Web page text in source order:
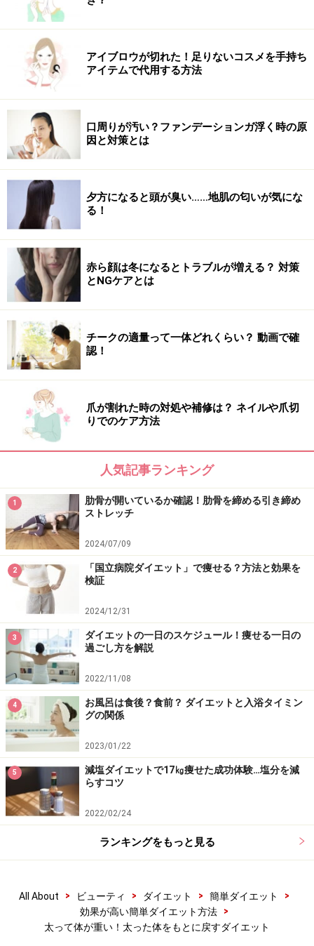
習慣にしましょう。いずれも使う筋肉を意識することで
体幹が鍛えられ、短期間でも効果が期待できます。
「歯磨き中」
つま先は正面を向き、肩幅より広めに脚を開いてスクワ
に体重をかけるのがポイント。前のめりになったり、お
尻だけ突き出すのはNGです。体幹が鍛えられ、全身痩せ
「階段」
お腹を引き上げるようにして立ち、その状態のままつま
先立ちで階段をトントンとリズミカルに駆け上がりま
す。全身の代謝アップ、足のむくみ解消に効果的です。
「トイレタイム」
洗面台から少し離れて立ち、股関節から上半身を折り曲
げて両手を洗面台に添えます。曲げるのは股関節のみ。
ひじもひざを伸ばし、背骨もつむじから尾てい骨までま
っすぐに伸ばします。この状態で呼吸をゆっくり5回繰
り返します。肩甲骨が刺激されることで体温アップにつ
ながり、脚裏が伸びることで疲労回復にも効果的です。
自分に合った生活習慣でリセットする方法
■入浴＋オイルプリング
オイルプリングを入浴タイムに！
オイルプリングとは、インドの自然療法であるアーユル
ヴェーダの一つで、オイルでうがいをすることをいいま
す。オイルは、オリーブオイル、ココナッツオイル、ご
ま油、ひまわり油、亜麻仁油など、自分の好みのものを
使ってOK。大さじ1のオイルを口に入れ、ブクブクとう
がいをするように口の中で15～20分行い、口から出し、
水ですすいで完了。
主な効果としては、口内から体内の毒素を排出する、口
臭や歯周病予防、歯のホワイトニング効果、うがいで口
の周りを筋トレといった効果が期待できます。朝など空
腹時に行うと効果が高いといわれていますが、ダイエッ
ト中で夜中にお腹がすいてしまった時など、入浴しなが
かすことで小顔効果もありますよ！
アイブロウが切れた！足りないコスメを手持ち
アイテムで代用する方法
口周りが汚い？ファンデーションガ浮く時の原
因と対策とは
夕方になると頭が臭い……地肌の匂いが気にな
る！
赤ら顔は冬になるとトラブルが増える？ 対策
とNGケアとは
チークの適量って一体どれくらい？ 動画で確
認！
爪が割れた時の対処や補修は？ ネイルや爪切
りでのケア方法
人気記事ランキング
1
肋骨が開いているか確認！肋骨を締める引き締め
ストレッチ
2024/07/09
2
「国立病院ダイエット」で痩せる？方法と効果を
検証
2024/12/31
3
ダイエットの一日のスケジュール！痩せる一日の
過ごし方を解説
2022/11/08
4
お風呂は食後？食前？ ダイエットと入浴タイミン
グの関係
2023/01/22
5
減塩ダイエットで17㎏痩せた成功体験…塩分を減
らすコツ
2022/02/24
ランキングをもっと見る
All About > ビューティ > ダイエット > 簡単ダイエット
>
効果が高い簡単ダイエット方法
>
太って体が重い！太った体をもとに戻すダイエット